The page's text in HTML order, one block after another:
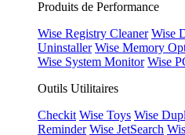
Produits de Performance
Wise Registry Cleaner Wise
Uninstaller Wise Memory
Wise System Monitor Wise
Outils Utilitaires
Checkit Wise Toys Wise
Reminder Wise JetSearch